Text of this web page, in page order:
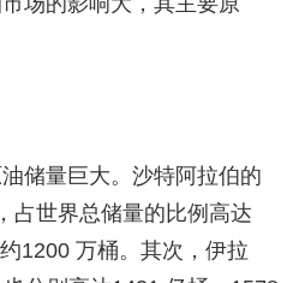
储量巨大。沙特阿拉伯的
占世界总储量的比例高达
1200 万桶。其次，伊拉